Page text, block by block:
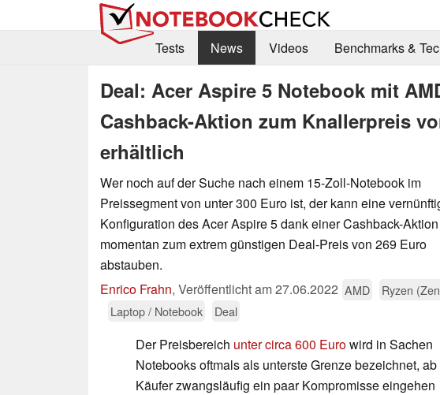
Tests
News Videos Benchmarks &
Deal: Acer Aspire 5 Notebook mit
Cashback-Aktion zum Knallerpreis
erhältlich
Wer noch auf der Suche nach einem 15-Zoll-Notebook im
Preissegment von unter 300 Euro ist, der kann eine
Konfiguration des Acer Aspire 5 dank einer Cashback-Aktion
momentan zum extrem günstigen Deal-Preis von 269 Euro
abstauben.
Enrico Frahn, Veröffentlicht am27.06.2022 AMD
Ryzen
Laptop / Notebook
Deal
Der Preisbereich unter circa 600 Eurowird in Sachen
Notebooks oftmals als unterste Grenze bezeichnet,
Käufer zwangsläufig ein paar Kompromisse eingehen